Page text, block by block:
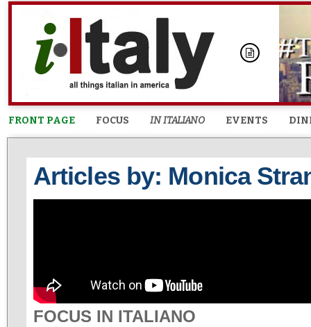
FRONT PAGE FOCUS IN ITALIANO EVENTS
Articles by: Monica
FOCUS IN ITALIANO